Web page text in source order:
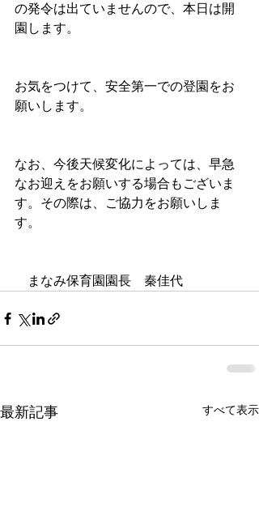
の発令は出ていませんので、本日は開
園します。
お気をつけて、安全第一での登園をお
願いします。
なお、今後天候変化によっては、早急
なお迎えをお願いする場合もございま
す。その際は、ご協力をお願いしま
す。
まなみ保育園園長　秦佳代
最新記事 すべて表示